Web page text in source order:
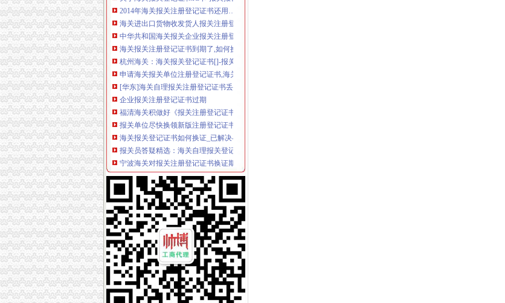
海关进出口货物收发货人报关注册登记证书的次办理
中华共和国海关报关企业报关注册登记证书过期_政务咨询_浙江电
海关报关注册登记证书到期了,如何换证？_政务咨询_浙江电子口岸
杭州海关：海关报关登记证书[]-报关员通关指南--育路报关员考
申请海关报关单位注册登记证书,海关报关注册信息年度报告范本,
[华东]海关自理报关注册登记证书丢失-报关报检-福步外贸论坛（FOB
企业报关注册登记证书过期
福清海关积做好《报关注册登记证书》换证工作
报关单位尽快换领新版注册登记证书|海关|报关_凤凰财经
海关报关登记证书如何换证_已解决-阿里巴巴生意经
报关员答疑精选：海关自理报关登记证变更-报关员-环球网校
宁波海关对报关注册登记证书换证期限的规定_海关外贸咨询_新浪博客
一般贸易报关,海关报关注册登记证书应多注意：_第1页_zz
更换海关注册登记证书后仍无报关？-海南省政务服务中心
宁波海关对报关注册登记证书换证期限的规定-通关监管海关业务咨询
海关进出口货物收发货人报关注册登记证书有效期-报关员通关指南--育
拱北海关：咨询报关企业注册登记证延续及换证
关于海关办理IC卡和报关登记证书怎么办理？急-报关报检-福步外贸论
海关进出口货物收发货人报关注册登记证书的次办理
[06-30]哪位YUYU知道海关报关注册登记证在哪里办理换证？？_鹭岛
申请海关报关单位注册登记证书,海关报关注册信息年度报告范本,
海关报关单位注册登记证书-荣誉证书-常州市金坛区环宇科学仪器厂
报关注册登记证书在海关哪个部门办理？-实务问答-中国物流交易中